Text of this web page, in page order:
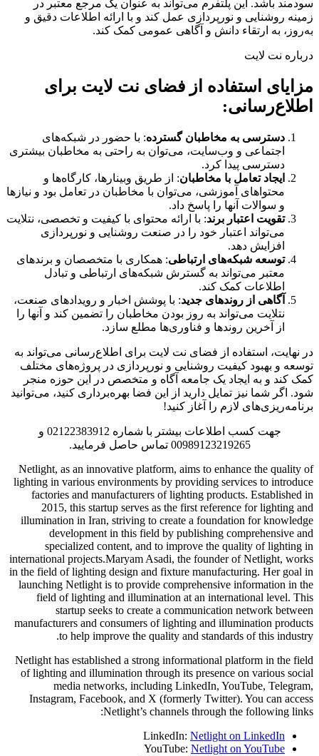
سودمند باشد. این پلتفرم می‌تواند به عنوان یک مرجع معتبر در
زمینه روشنایی و نورپردازی عمل کند و با ارائه اطلاعات دقیق و
به‌روز، به ارتقاء دانش و آگاهی عمومی کمک کند.
درباره نت لایت
مزایای استفاده از فضای نت لایت برای
اطلاع‌رسانی:
دسترسی به مخاطبان گسترده: با حضور در شبکه‌های
اجتماعی و وب‌سایت، می‌توان به راحتی به مخاطبان بیشتری
دسترسی پیدا کرد.
ایجاد تعامل با مخاطبان: از طریق وبینارها، کارگاه‌ها و
محتواهای آموزشی، می‌توان با مخاطبان در تعامل بود و نیازها
و سوالات آنها را پاسخ داد.
تقویت اعتبار برند: با ارائه محتوای با کیفیت و تخصصی، نتلایت
می‌تواند اعتبار خود را در صنعت روشنایی و نورپردازی
افزایش دهد.
توسعه شبکه‌های ارتباطی: همکاری با متخصصان و برندهای
معتبر می‌تواند به گسترش شبکه‌های ارتباطی و تبادل
اطلاعات کمک کند.
آگاهی از روندهای جدید: با پوشش اخبار و رویدادهای صنعت،
نتلایت می‌تواند به روز بودن مخاطبان را تضمین کند و آنها را
از آخرین روندها و فناوری‌ها مطلع سازد.
در نهایت، استفاده از فضای نت لایت برای اطلاع‌رسانی می‌تواند به
توسعه و بهبود کیفیت روشنایی و نورپردازی در پروژه‌های مختلف
کمک کند و به ایجاد یک جامعه آگاه و متخصص در این حوزه منجر
شود. اگر شما نیز تمایل دارید از این فضا بهره‌برداری کنید، می‌توانید
برنامه‌ریزی‌های لازم را آغاز کنید!
جهت کسب اطلاعات بیشتر با شماره 02122383912 و
00989123219265 تماس حاصل فرمایید.
Netlight, as an innovative platform, aims to enhance the quality of
lighting in various environments by providing services to introduce
factories and manufacturers of lighting products. Established in
2015, this startup serves as the first reference for lighting and
illumination in Iran, striving to create a foundation for knowledge
development in this field by publishing comprehensive and
specialized content, and to improve the quality of lighting in
international projects.Maryam Asadi, the founder of Netlight, works
in the field of lighting design and fixture manufacturing. Her goal in
launching Netlight is to provide comprehensive information in the
field of lighting and illumination at an international level. This
startup seeks to create a communication network between
manufacturers and consumers of lighting and illumination products
to help improve the quality and standards of this industry.
Netlight has established a strong informational platform in the field
of lighting and illumination through its presence on various social
media networks, including LinkedIn, YouTube, Telegram,
Instagram, Facebook, and X (formerly Twitter). You can access
Netlight’s channels through the following links:
LinkedIn: Netlight on LinkedIn
YouTube: Netlight on YouTube